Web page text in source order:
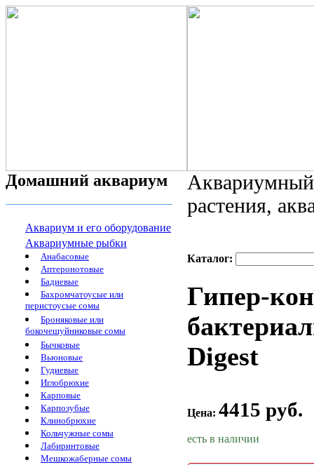
Домашний аквариум
Аквариум и его оборудование
Аквариумные рыбки
Анабасовые
Аптеронотовые
Бадиевые
Бахромчатоусые или
перистоусые сомы
Броняковые или
бокочешуйниковые сомы
Бычковые
Вьюновые
Гудиевые
Иглобрюхие
Карповые
Карпозубые
Клинобрюхие
Кольчужные сомы
Лабиринтовые
Мешкожаберные сомы
растения,
Каталог:
Гипер-
Digest
Цена: 4415 руб.
есть в наличии